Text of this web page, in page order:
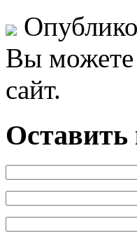
Вы можете
сайт.